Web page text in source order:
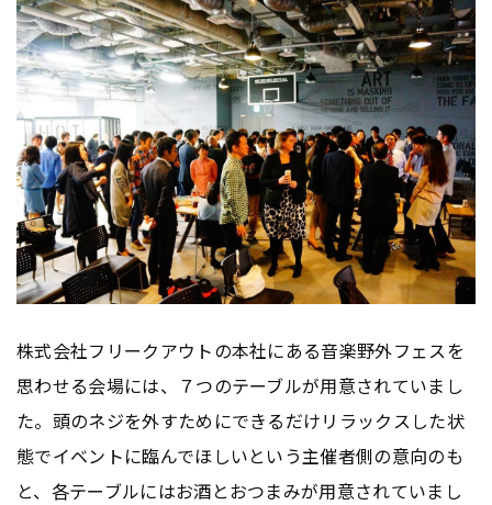
株式会社フリークアウトの本社にある音楽野外フェスを
思わせる会場には、７つのテーブルが用意されていまし
た。頭のネジを外すためにできるだけリラックスした状
態でイベントに臨んでほしいという主催者側の意向のも
と、各テーブルにはお酒とおつまみが用意されていまし